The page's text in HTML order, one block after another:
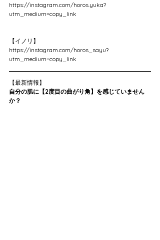
https://instagram.com/horos.yuka?
utm_medium=copy_link
【イノリ】
https://instagram.com/horos_sayu?
utm_medium=copy_link
【最新情報】
自分の肌に【2度目の曲がり角】を感じていません
か？